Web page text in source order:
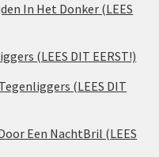
In Het Donker (LEES
(LEES DIT EERST!)
(LEES DIT
Een NachtBril (LEES